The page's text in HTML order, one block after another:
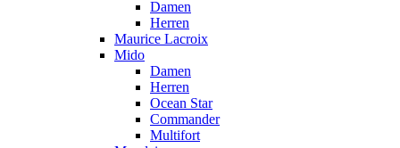
Damen
Herren
Maurice Lacroix
Mido
Damen
Herren
Ocean Star
Commander
Multifort